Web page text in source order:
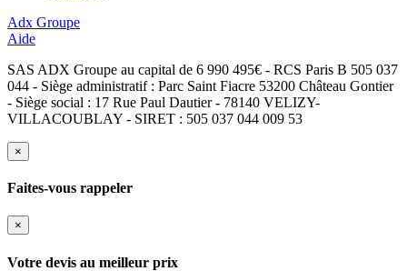
Adx Groupe
Aide
SAS ADX Groupe au capital de 6 990 495€ - RCS Paris B 505 037
044 - Siège administratif : Parc Saint Fiacre 53200 Château Gontier
- Siège social : 17 Rue Paul Dautier - 78140 VELIZY-
VILLACOUBLAY - SIRET : 505 037 044 009 53
×
Faites-vous rappeler
×
Votre devis au meilleur prix